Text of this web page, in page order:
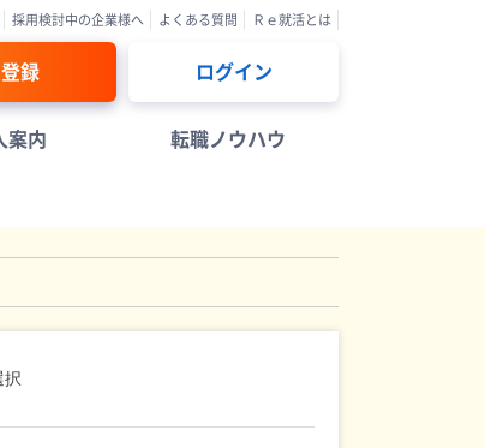
採用検討中の企業様へ よくある質問 Ｒｅ就活とは
録 ログイン
案内 転職ノウハウ
択